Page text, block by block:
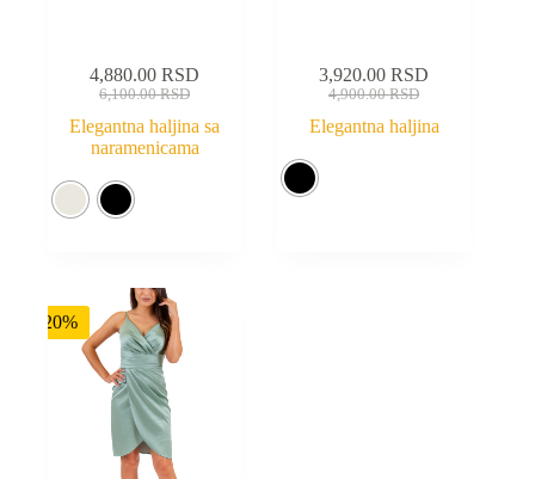
6,100.00RSD
4,880.00RSD
Elegantna haljina sa
naramenicama
4,900.00RSD
3,920.00RSD
Elegantna haljina
-20%